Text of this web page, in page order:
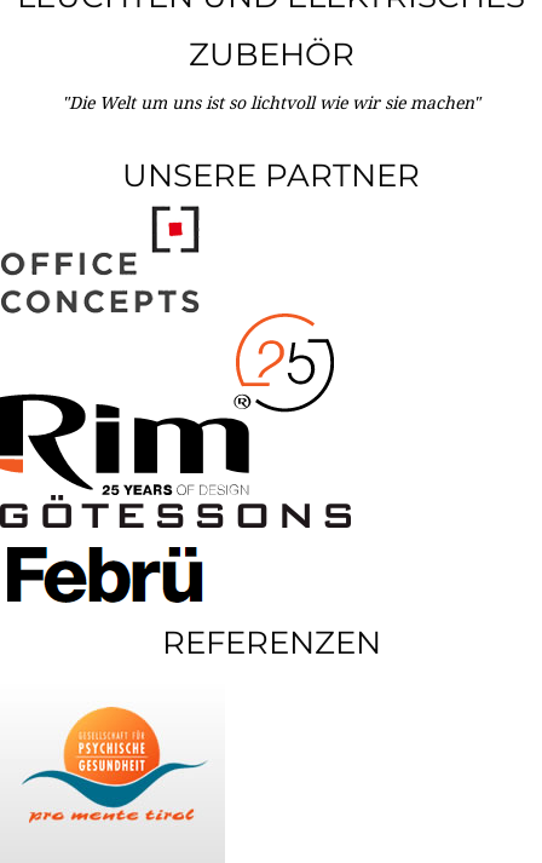
ZUBEHÖR
"Die Welt um uns ist so lichtvoll wie wir sie machen"
UNSERE PARTNER
REFERENZEN